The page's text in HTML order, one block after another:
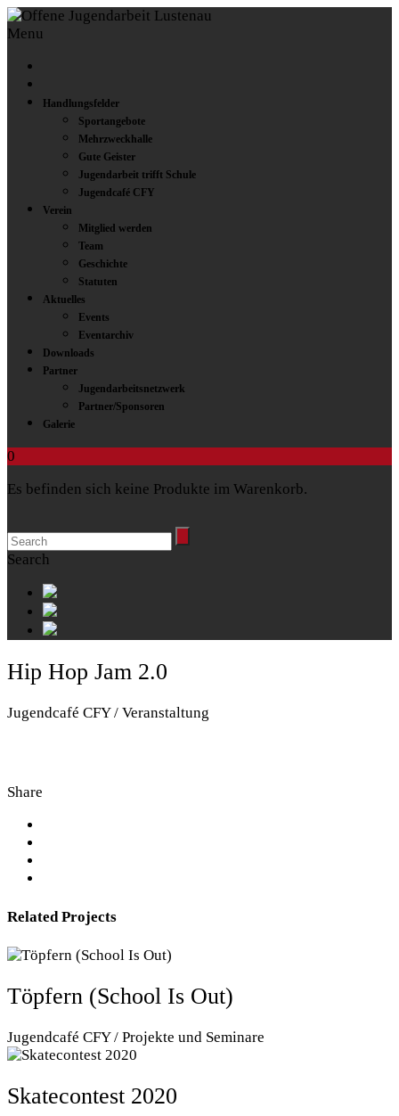
Menu
Handlungsfelder
Sportangebote
Mehrzweckhalle
Gute Geister
Jugendarbeit trifft Schule
Jugendcafé CFY
Verein
Mitglied werden
Team
Geschichte
Statuten
Aktuelles
Events
Eventarchiv
Downloads
Partner
Jugendarbeitsnetzwerk
Partner/Sponsoren
Galerie
0
Es befinden sich keine Produkte im Warenkorb.
Search
Hip Hop Jam 2.0
Jugendcafé CFY / Veranstaltung
Share
Related Projects
Töpfern (School Is Out)
Jugendcafé CFY / Projekte und Seminare
Skatecontest 2020